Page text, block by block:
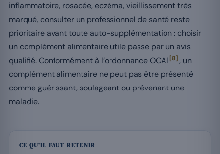
inflammatoire, rosacée, eczéma, vieillissement très
marqué, consulter un professionnel de santé reste
prioritaire avant toute auto-supplémentation : choisir
un complément alimentaire utile passe par un avis
qualifié. Conformément à l’ordonnance OCAl [8] , un
complément alimentaire ne peut pas être présenté
comme guérissant, soulageant ou prévenant une
maladie.
CE QU’IL FAUT RETENIR